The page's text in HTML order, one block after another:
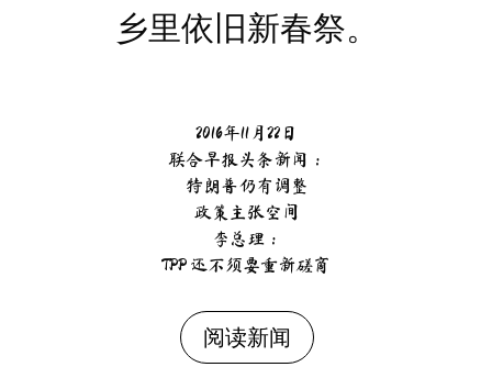
乡里依旧新春祭。
2016年11月22日
联合早报头条新闻：
特朗普仍有调整
政策主张空间
李总理：
TPP 还不须要重新磋商
阅读新闻